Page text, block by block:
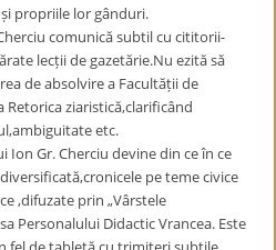
propriile lor gânduri.
comunică subtil cu cititorii-
lecții de gazetărie.Nu ezită să
de absolvire a Facultății de
Retorica ziaristică,clarificând
etc.
Ion Gr. Cherciu devine din ce în ce
pe teme civice
,difuzate prin „Vârstele
Personalului Didactic Vrancea. Este